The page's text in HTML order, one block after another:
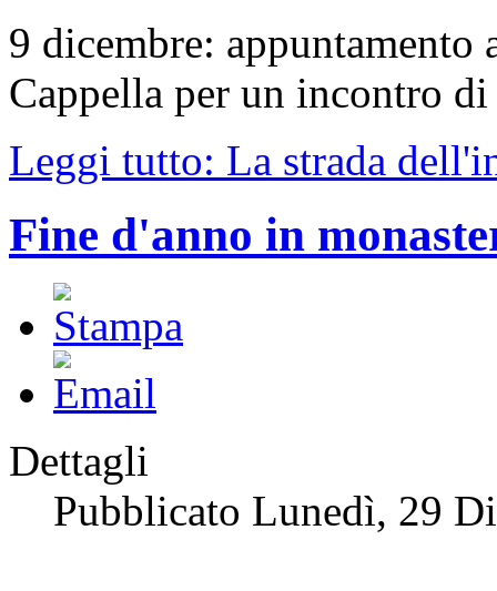
9 dicembre: appuntamento
Cappella per un incontro
Leggi tutto: La strada
Fine d'anno in
Dettagli
Pubblicato Lunedì, 29